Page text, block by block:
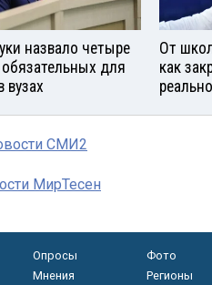
назвало четыре
для
вузах
От
как
СМИ2
МирТесен
Опросы
Фото
Мнения Регионы